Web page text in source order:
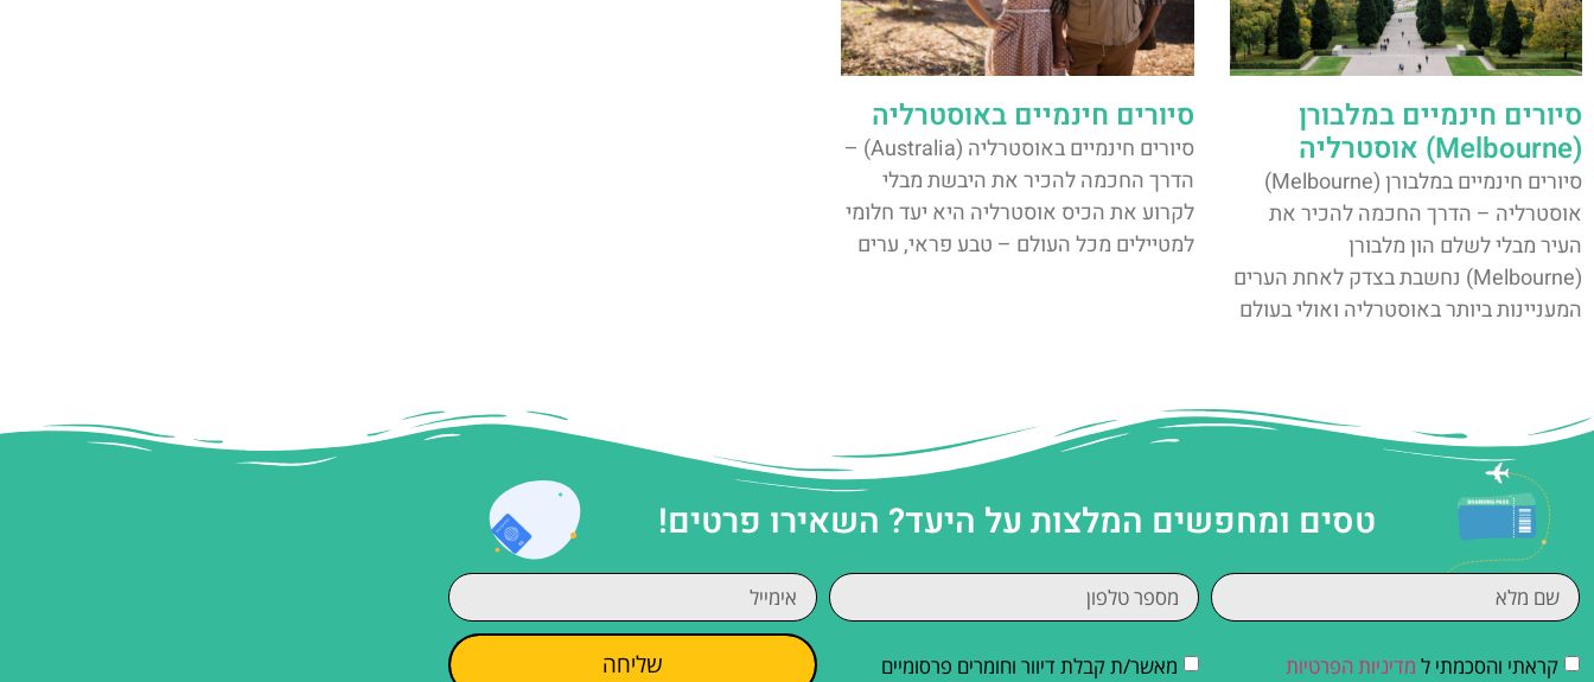
סיורים חינמיים במלבורן
(Melbourne) אוסטרליה
סיורים חינמיים במלבורן (Melbourne)
אוסטרליה – הדרך החכמה להכיר את
העיר מבלי לשלם הון מלבורן
(Melbourne) נחשבת בצדק לאחת הערים
המעניינות ביותר באוסטרליה ואולי בעולם
סיורים חינמיים באוסטרליה
סיורים חינמיים באוסטרליה (Australia) –
הדרך החכמה להכיר את היבשת מבלי
לקרוע את הכיס אוסטרליה היא יעד חלומי
למטיילים מכל העולם – טבע פראי, ערים
טסים ומחפשים המלצות על היעד? השאירו פרטים!
קראתי והסכמתי ל מדיניות הפרטיות מאשר/ת קבלת דיוור וחומרים פרסומיים שליחה